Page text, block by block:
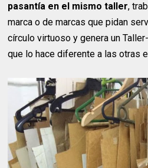
pasantía en el mismo taller,
marca o de marcas que pidan
círculo virtuoso y genera un
que lo hace diferente a las otras